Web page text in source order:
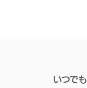
いつでも